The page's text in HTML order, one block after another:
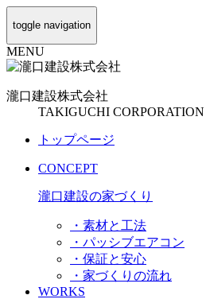
toggle navigation
MENU
瀧口建設株式会社
TAKIGUCHI CORPORATION
トップページ
CONCEPT
瀧口建設の家づくり
・素材と工法
・パッシブエアコン
・保証と安心
・家づくりの流れ
WORKS